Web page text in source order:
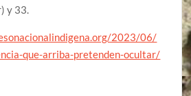
y 33.
2023/06/
que-arriba-pretenden-ocultar/